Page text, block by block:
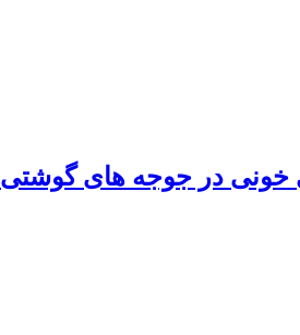
خونی در جوجه های گوشتی